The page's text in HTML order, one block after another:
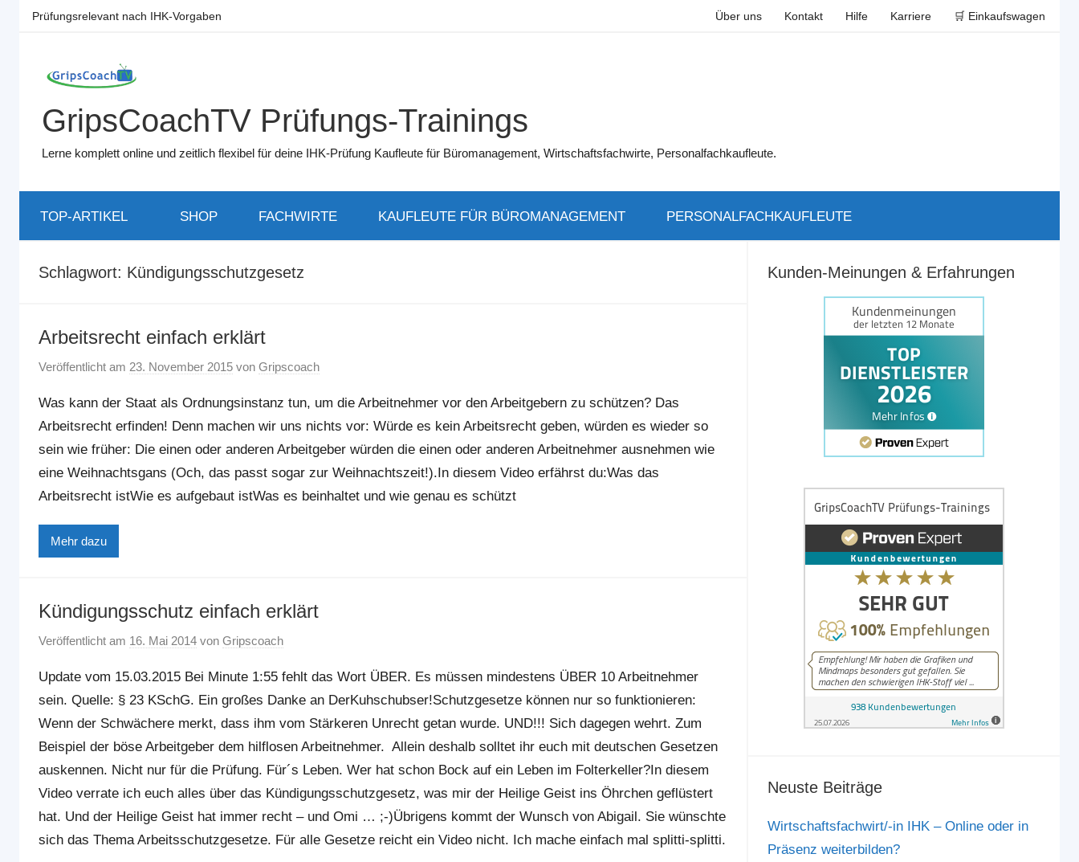
Zum
Prüfungsrelevant nach IHK-Vorgaben Über uns Kontakt Hilfe Karriere 🛒 Einkaufswagen
GripsCoachTV Prüfungs-Trainings
Lerne komplett online und zeitlich flexibel für deine IHK-Prüfung Kaufleute für Büromanagement, Wirtschaftsfachwirte, Personalfachkaufleute.
TOP-ARTIKEL SHOP FACHWIRTE KAUFLEUTE FÜR BÜROMANAGEMENT PERSONALFACHKAUFLEUTE
Schlagwort: Kündigungsschutzgesetz
Arbeitsrecht einfach erklärt
Veröffentlicht am 23. November 2015 von Gripscoach
Was kann der Staat als Ordnungsinstanz tun, um die Arbeitnehmer vor den Arbeitgebern zu schützen? Das
Arbeitsrecht erfinden! Denn machen wir uns nichts vor: Würde es kein Arbeitsrecht geben, würden es wieder so
sein wie früher: Die einen oder anderen Arbeitgeber würden die einen oder anderen Arbeitnehmer ausnehmen wie
eine Weihnachtsgans (Och, das passt sogar zur Weihnachtszeit!).In diesem Video erfährst du:Was das
Arbeitsrecht istWie es aufgebaut istWas es beinhaltet und wie genau es schützt
Mehr dazu
Kündigungsschutz einfach erklärt
Veröffentlicht am 16. Mai 2014 von Gripscoach
Update vom 15.03.2015 Bei Minute 1:55 fehlt das Wort ÜBER. Es müssen mindestens ÜBER 10 Arbeitnehmer
sein. Quelle: § 23 KSchG. Ein großes Danke an DerKuhschubser!Schutzgesetze können nur so funktionieren:
Wenn der Schwächere merkt, dass ihm vom Stärkeren Unrecht getan wurde. UND!!! Sich dagegen wehrt. Zum
Beispiel der böse Arbeitgeber dem hilflosen Arbeitnehmer. Allein deshalb solltet ihr euch mit deutschen Gesetzen
auskennen. Nicht nur für die Prüfung. Für´s Leben. Wer hat schon Bock auf ein Leben im Folterkeller?In diesem
Video verrate ich euch alles über das Kündigungsschutzgesetz, was mir der Heilige Geist ins Öhrchen geflüstert
hat. Und der Heilige Geist hat immer recht – und Omi … ;-)Übrigens kommt der Wunsch von Abigail. Sie wünschte
sich das Thema Arbeitsschutzgesetze. Für alle Gesetze reicht ein Video nicht. Ich mache einfach mal splitti-splitti.
Kunden-Meinungen & Erfahrungen
Neuste Beiträge
Wirtschaftsfachwirt/-in IHK – Online oder in
Präsenz weiterbilden?